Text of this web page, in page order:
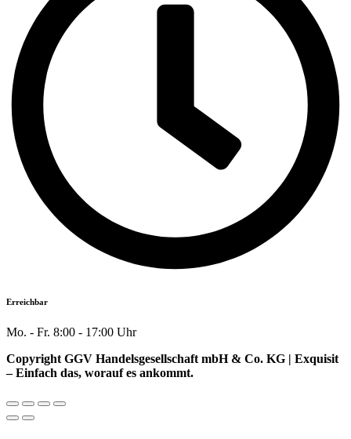
Erreichbar
Mo. - Fr. 8:00 - 17:00 Uhr
Copyright GGV Handelsgesellschaft mbH & Co. KG | Exquisit
– Einfach das, worauf es ankommt.